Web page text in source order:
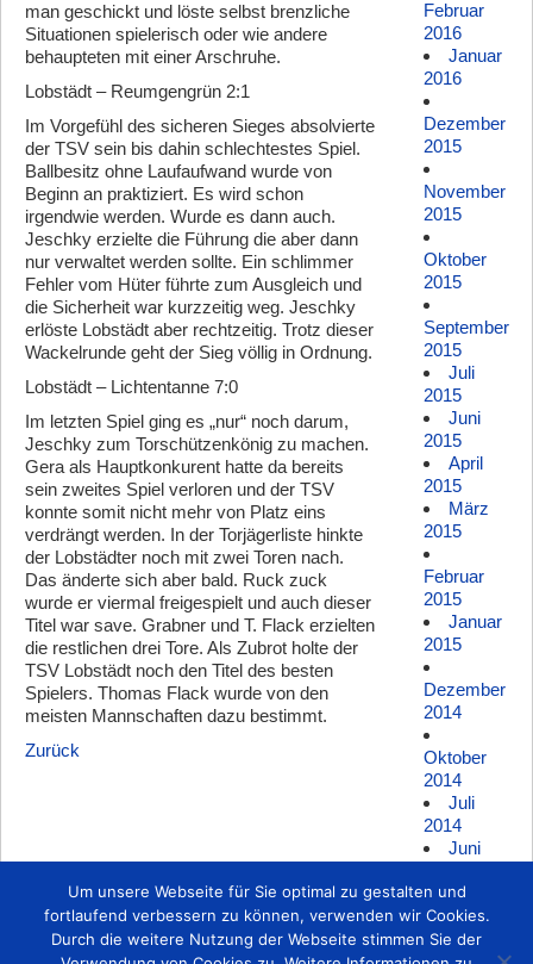
man geschickt und löste selbst brenzliche
Situationen spielerisch oder wie andere
behaupteten mit einer Arschruhe.
Lobstädt – Reumgengrün 2:1
Im Vorgefühl des sicheren Sieges absolvierte
der TSV sein bis dahin schlechtestes Spiel.
Ballbesitz ohne Laufaufwand wurde von
Beginn an praktiziert. Es wird schon
irgendwie werden. Wurde es dann auch.
Jeschky erzielte die Führung die aber dann
nur verwaltet werden sollte. Ein schlimmer
Fehler vom Hüter führte zum Ausgleich und
die Sicherheit war kurzzeitig weg. Jeschky
erlöste Lobstädt aber rechtzeitig. Trotz dieser
Wackelrunde geht der Sieg völlig in Ordnung.
Lobstädt – Lichtentanne 7:0
Im letzten Spiel ging es „nur“ noch darum,
Jeschky zum Torschützenkönig zu machen.
Gera als Hauptkonkurent hatte da bereits
sein zweites Spiel verloren und der TSV
konnte somit nicht mehr von Platz eins
verdrängt werden. In der Torjägerliste hinkte
der Lobstädter noch mit zwei Toren nach.
Das änderte sich aber bald. Ruck zuck
wurde er viermal freigespielt und auch dieser
Titel war save. Grabner und T. Flack erzielten
die restlichen drei Tore. Als Zubrot holte der
TSV Lobstädt noch den Titel des besten
Spielers. Thomas Flack wurde von den
meisten Mannschaften dazu bestimmt.
Zurück
Februar
2016
Januar
2016
Dezember
2015
November
2015
Oktober
2015
September
2015
Juli
2015
Juni
2015
April
2015
März
2015
Februar
2015
Januar
2015
Dezember
2014
Oktober
2014
Juli
2014
Juni
Mai
2014
März
Um unsere Webseite für Sie optimal zu gestalten und
fortlaufend verbessern zu können, verwenden wir Cookies.
Durch die weitere Nutzung der Webseite stimmen Sie der